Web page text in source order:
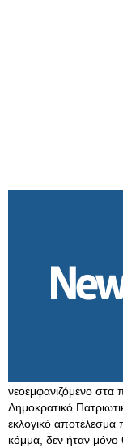
νεοεμφανιζόμενο στα
Δημοκρατικό
εκλογικό
κόμμα, δεν ήταν μόνο